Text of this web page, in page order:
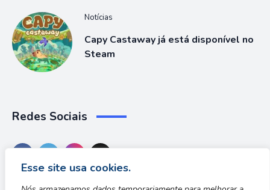
Esse site usa cookies.
Notícias
Capy Castaway já está disponível no
Steam
Redes Sociais